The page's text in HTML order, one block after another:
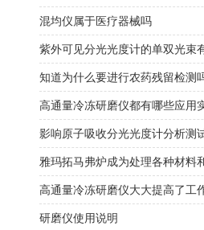
混均仪属于医疗器械吗
紫外可见分光光度计的单双光束
知道为什么要进行农药残留检测
高通量冷冻研磨仪都有哪些应用
高通量冷冻研磨仪大大提高了工
研磨仪使用说明